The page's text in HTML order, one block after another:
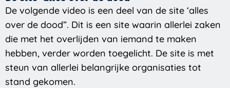
De volgende video is een deel van de site ‘alles
over de dood”. Dit is een site waarin allerlei zaken
die met het overlijden van iemand te maken
hebben, verder worden toegelicht. De site is met
steun van allerlei belangrijke organisaties tot
stand gekomen.